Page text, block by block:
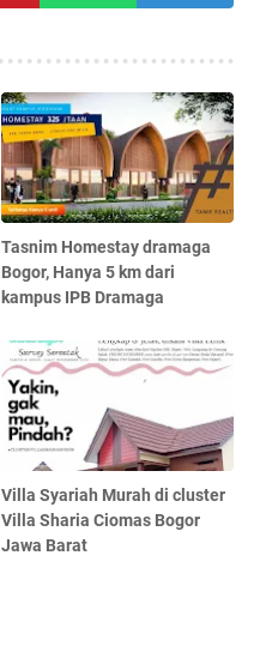
Tasnim Homestay dramaga
Bogor, Hanya 5 km dari
kampus IPB Dramaga
Villa Syariah Murah di cluster
Villa Sharia Ciomas Bogor
Jawa Barat